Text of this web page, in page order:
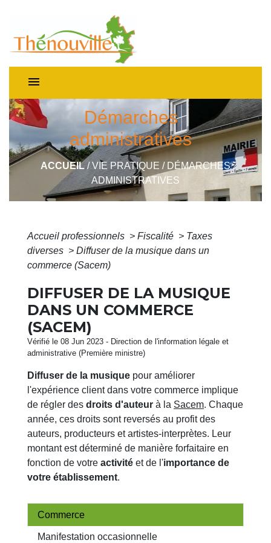
menu
Démarches
administratives
ACCUEIL/VIE PRATIQUE / DÉMARCHES
ADMINISTRATIVES
Accueil professionnels > Fiscalité > Taxes
diverses > Diffuser de la musique dans un
commerce (Sacem)
DIFFUSER DE LA MUSIQUE
DANS UN COMMERCE
(SACEM)
Vérifié le 08 Jun 2023 - Direction de l'information légale et
administrative (Première ministre)
Diffuser de la musique pour améliorer
l'expérience client dans votre commerce implique
de régler des droits d'auteur à la Sacem. Chaque
année, ces droits sont reversés au profit des
auteurs, producteurs et artistes-interprètes. Leur
montant est déterminé de manière forfaitaire en
fonction de votre activité et de l'importance de
votre établissement.
Commerce
Manifestation occasionnelle